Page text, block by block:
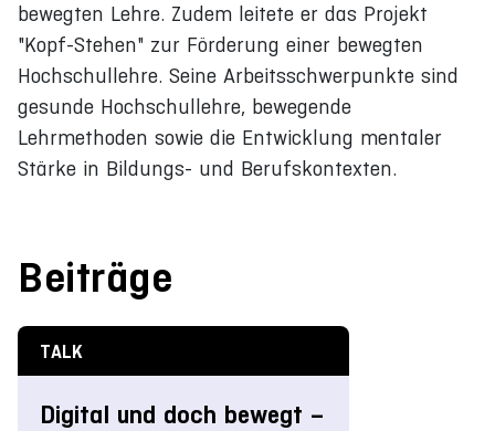
bewegten Lehre. Zudem leitete er das Projekt
"Kopf-Stehen" zur Förderung einer bewegten
Hochschullehre. Seine Arbeitsschwerpunkte sind
gesunde Hochschullehre, bewegende
Lehrmethoden sowie die Entwicklung mentaler
Stärke in Bildungs- und Berufskontexten.
Beiträge
TALK
Digital und doch bewegt –